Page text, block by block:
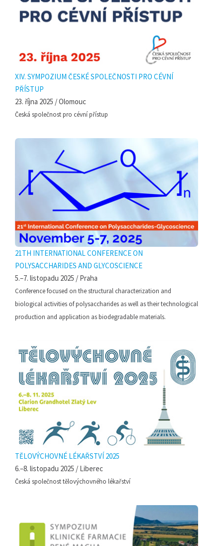
XIV. SYMPOZIUM ČESKÉ SPOLEČNOSTI PRO CÉVNÍ
PŘÍSTUP
23. října 2025 / Olomouc
Česká společnost pro cévní přístup
21TH INTERNATIONAL CONFERENCE ON
POLYSACCHARIDES AND GLYCOSCIENCE
5.–7. listopadu 2025 / Praha
Conference focused on the structural characterization and
biological activities of polysaccharides as well as their technological
production and application as biodegradable materials.
TĚLOVÝCHOVNÉ LÉKAŘSTVÍ 2025
6.–8. listopadu 2025 / Liberec
Česká společnost tělovýchovného lékařství